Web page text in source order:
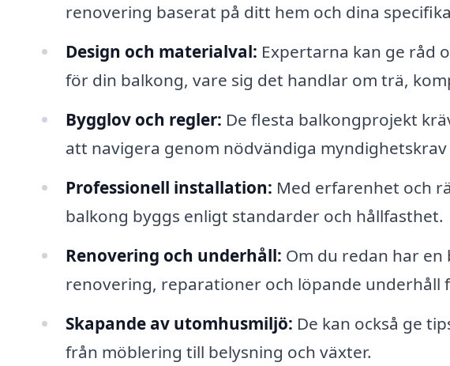
renovering baserat på ditt hem och dina
Design och materialval: Expertarna kan ge råd
för din balkong, vare sig det handlar om trä,
Bygglov och regler: De flesta balkongprojekt
att navigera genom nödvändiga
Professionell installation: Med erfarenhet och
balkong byggs enligt standarder och hållfasthet.
Renovering och underhåll: Om du redan har
renovering, reparationer och löpande underhåll
Skapande av utomhusmiljö: De kan också ge
från möblering till belysning och växter.